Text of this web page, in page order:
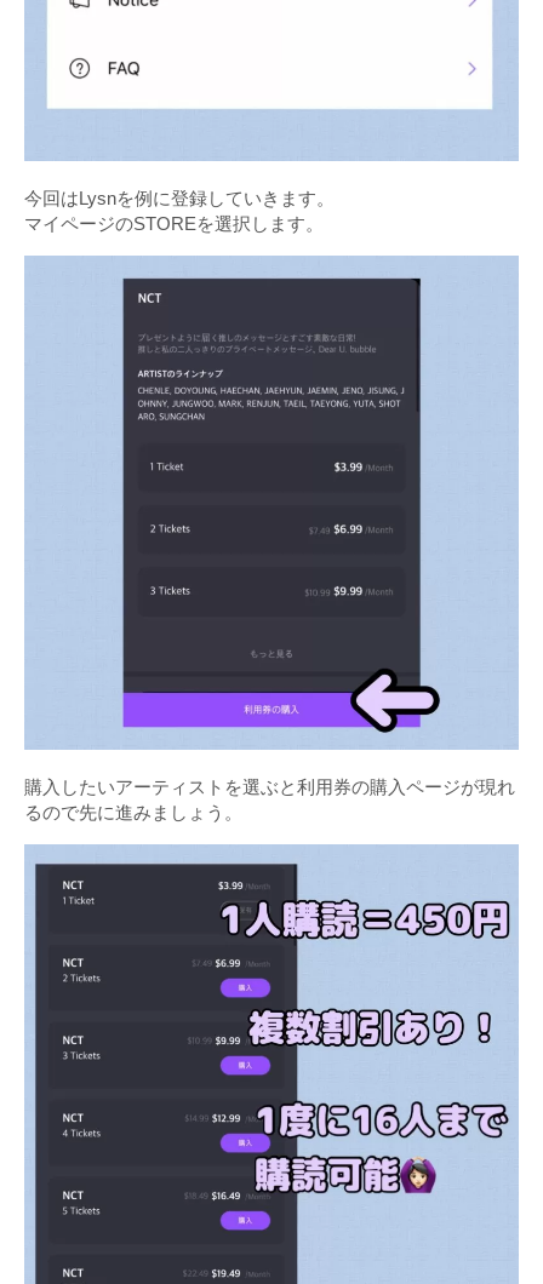
今回はLysnを例に登録していきます。
マイページのSTOREを選択します。
購入したいアーティストを選ぶと利用券の購入ページが現れ
るので先に進みましょう。